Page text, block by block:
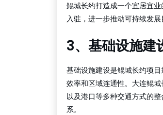
鲲城长约打造成一个宜居宜
入驻，进一步推动可持续发展
3、基础设施建
基础设施建设是鲲城长约项
效率和区域连通性。大连鲲
以及港口等多种交通方式的
系。